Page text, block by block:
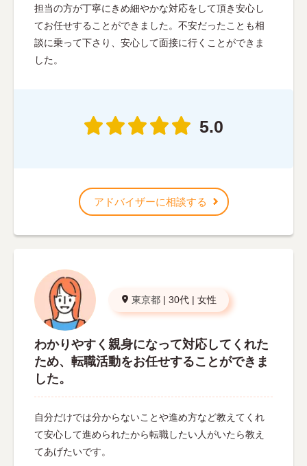
担当の方が丁寧にきめ細やかな対応をして頂き安心し
てお任せすることができました。不安だったことも相
談に乗って下さり、安心して面接に行くことができま
した。
5.0
アドバイザーに相談する
東京都 | 30代 | 女性
わかりやすく親身になって対応してくれた
ため、転職活動をお任せすることができま
した。
自分だけでは分からないことや進め方など教えてくれ
て安心して進められたから転職したい人がいたら教え
てあげたいです。